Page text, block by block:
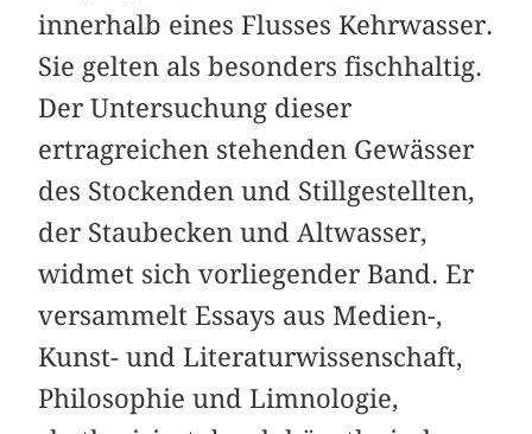
innerhalb eines Flusses Kehrwasser.
Sie gelten als besonders fischhaltig.
Der Untersuchung dieser
ertragreichen stehenden Gewässer
des Stockenden und Stillgestellten,
der Staubecken und Altwasser,
widmet sich vorliegender Band. Er
versammelt Essays aus Medien-,
Kunst- und Literaturwissenschaft,
Philosophie und Limnologie,